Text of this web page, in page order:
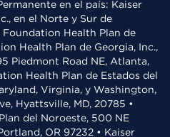
en el país: Kaiser
en el Norte y Sur de
Foundation Health Plan de
Health Plan de Georgia, Inc.,
Piedmont Road NE, Atlanta,
Health Plan de Estados del
Virginia, y Washington,
Hyattsville, MD, 20785 •
del Noroeste, 500 NE
OR 97232 • Kaiser